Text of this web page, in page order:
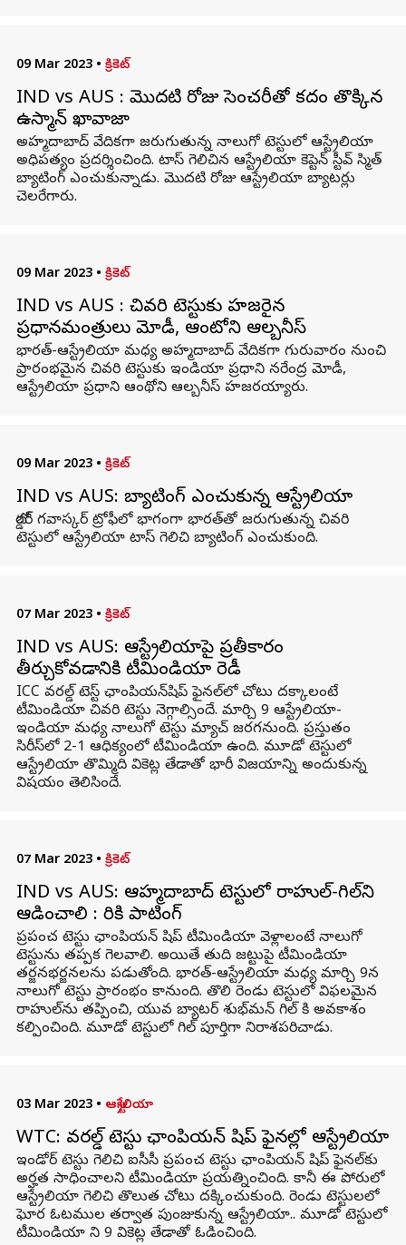
09 Mar 2023 • క్రికెట్
IND vs AUS : మొదటి రోజు సెంచరీతో కదం తొక్కిన
ఉస్మాన్ ఖావాజా
అహ్మదాబాద్ వేదికగా జరుగుతున్న నాలుగో టెస్టులో ఆస్ట్రేలియా
అధిపత్యం ప్రదర్శించింది. టాస్ గెలిచిన ఆస్ట్రేలియా కెప్టెన్ స్టీవ్ స్మిత్
బ్యాటింగ్ ఎంచుకున్నాడు. మొదటి రోజు ఆస్ట్రేలియా బ్యాటర్లు
చెలరేగారు.
09 Mar 2023 • క్రికెట్
IND vs AUS : చివరి టెస్టుకు హజరైన
ప్రధానమంత్రులు మోడీ, ఆంటోని ఆల్బనీస్
భారత్-ఆస్ట్రేలియా మధ్య అహ్మదాబాద్ వేదికగా గురువారం నుంచి
ప్రారంభమైన చివరి టెస్టుకు ఇండియా ప్రధాని నరేంద్ర మోడీ,
ఆస్ట్రేలియా ప్రధాని ఆంథోని ఆల్బనీస్ హజరయ్యారు.
09 Mar 2023 • క్రికెట్
IND vs AUS: బ్యాటింగ్ ఎంచుకున్న ఆస్ట్రేలియా
బోర్డర్ గవాస్కర్ ట్రోఫీలో భాగంగా భారత్‌తో జరుగుతున్న చివరి
టెస్టులో ఆస్ట్రేలియా టాస్ గెలిచి బ్యాటింగ్ ఎంచుకుంది.
07 Mar 2023 • క్రికెట్
IND vs AUS: ఆస్ట్రేలియాపై ప్రతీకారం
తీర్చుకోవడానికి టీమిండియా రెడీ
ICC వరల్డ్ టెస్ట్ ఛాంపియన్‌షిప్ ఫైనల్‌లో చోటు దక్కాలంటే
టీమిండియా చివరి టెస్టు నెగ్గాల్సిందే. మార్చి 9 ఆస్ట్రేలియా-
ఇండియా మధ్య నాలుగో టెస్టు మ్యాచ్ జరగనుంది. ప్రస్తుతం
సిరీస్‌లో 2-1 ఆధిక్యంలో టీమిండియా ఉంది. మూడో టెస్టులో
ఆస్ట్రేలియా తొమ్మిది వికెట్ల తేడాతో భారీ విజయాన్ని అందుకున్న
విషయం తెలిసిందే.
07 Mar 2023 • క్రికెట్
IND vs AUS: ఆహ్మదాబాద్ టెస్టులో రాహుల్-గిల్‌ని
ఆడించాలి : రికి పాటింగ్
ప్రపంచ టెస్టు ఛాంపియన్ షిప్ టీమిండియా వెళ్లాలంటే నాలుగో
టెస్టును తప్పక గెలవాలి. అయితే తుది జట్టుపై టీమిండియా
తర్జనభర్జనలను పడుతోంది. భారత్-ఆస్ట్రేలియా మధ్య మార్చి 9న
నాలుగో టెస్టు ప్రారంభం కానుంది. తొలి రెండు టెస్టులో విఫలమైన
రాహుల్‌ను తప్పించి, యువ బ్యాటర్ శుభ్‌మన్ గిల్ కి అవకాశం
కల్పించింది. మూడో టెస్టులో గిల్ పూర్తిగా నిరాశపరిచాడు.
03 Mar 2023 • ఆస్ట్రేలియా
WTC: వరల్డ్ టెస్టు ఛాంపియన్ షిప్ ఫైనల్లో ఆస్ట్రేలియా
ఇండోర్ టెస్టు గెలిచి ఐసీసీ ప్రపంచ టెస్టు ఛాంపియన్ షిప్ ఫైనల్‌కు
అర్హత సాధించాలని టీమిండియా ప్రయత్నించింది. కానీ ఈ పోరులో
ఆస్ట్రేలియా గెలిచి తొలుత చోటు దక్కించుకుంది. రెండు టెస్టులలో
ఘోర ఓటముల తర్వాత పుంజుకున్న ఆస్ట్రేలియా.. మూడో టెస్టులో
టీమిండియా ని 9 వికెట్ల తేడాతో ఓడించింది.